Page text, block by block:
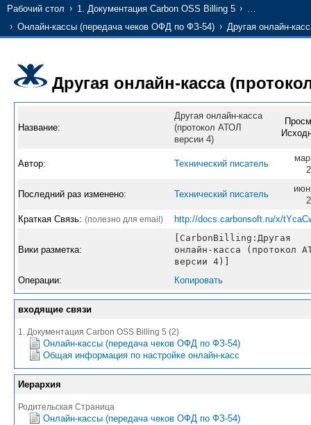
Рабочий стол 1. Документация Carbon OSS Billing 5
…
Онлайн-кассы (передача чеков ОФД по ФЗ-54)
Другая онлайн-
Другая онлайн-касса
Название:
Другая онлайн-касса
(протокол АТОЛ
версии 4)
Автор: Технический писатель
Последний раз изменено: Технический писатель
Краткая Связь: (полезно для email) http://docs.carbonsoft.ru/x/
Вики разметка:
[CarbonBilling:Другая
онлайн-касса (протокол
версии 4)]
Операции:
Копировать
входящие связи
1. Документация Carbon OSS Billing 5 (2)
Онлайн-кассы (передача чеков ОФД по ФЗ-54)
Общая информация по настройке онлайн-касс
Иерархия
Родительская Страница
Онлайн-кассы (передача чеков ОФД по ФЗ-54)